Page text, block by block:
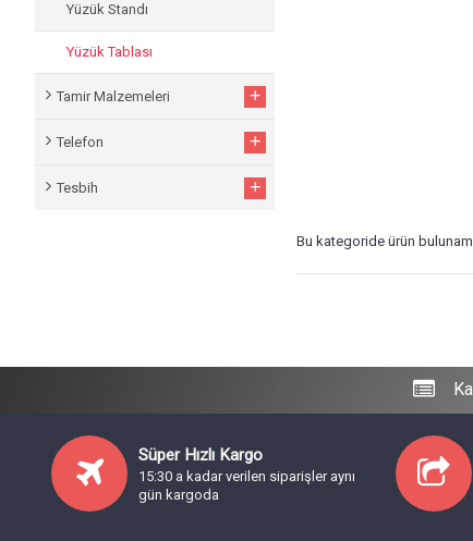
Yüzük Standı
Yüzük Tablası
Tamir Malzemeleri +
Telefon +
Tesbih +
Bu kategoride ürün
Süper Hızlı Kargo
15:30 a kadar verilen siparişler aynı
gün kargoda